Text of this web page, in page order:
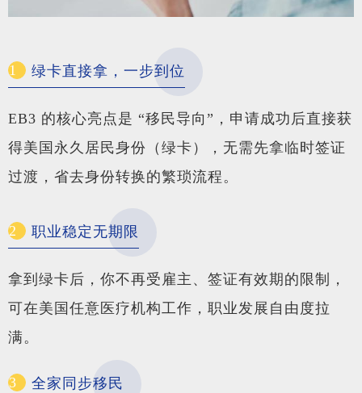
1 绿卡直接拿，一步到位
EB3 的核心亮点是 “移民导向”，申请成功后直接获
得美国永久居民身份（绿卡），无需先拿临时签证
过渡，省去身份转换的繁琐流程。
2 职业稳定无期限
拿到绿卡后，你不再受雇主、签证有效期的限制，
可在美国任意医疗机构工作，职业发展自由度拉
满。
3 全家同步移民